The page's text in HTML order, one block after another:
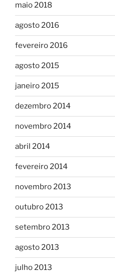
maio 2018
agosto 2016
fevereiro 2016
agosto 2015
janeiro 2015
dezembro 2014
novembro 2014
abril 2014
fevereiro 2014
novembro 2013
outubro 2013
setembro 2013
agosto 2013
julho 2013